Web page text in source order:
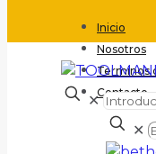
Inicio
Nosotros
Terminos
Contacto
✕
✕